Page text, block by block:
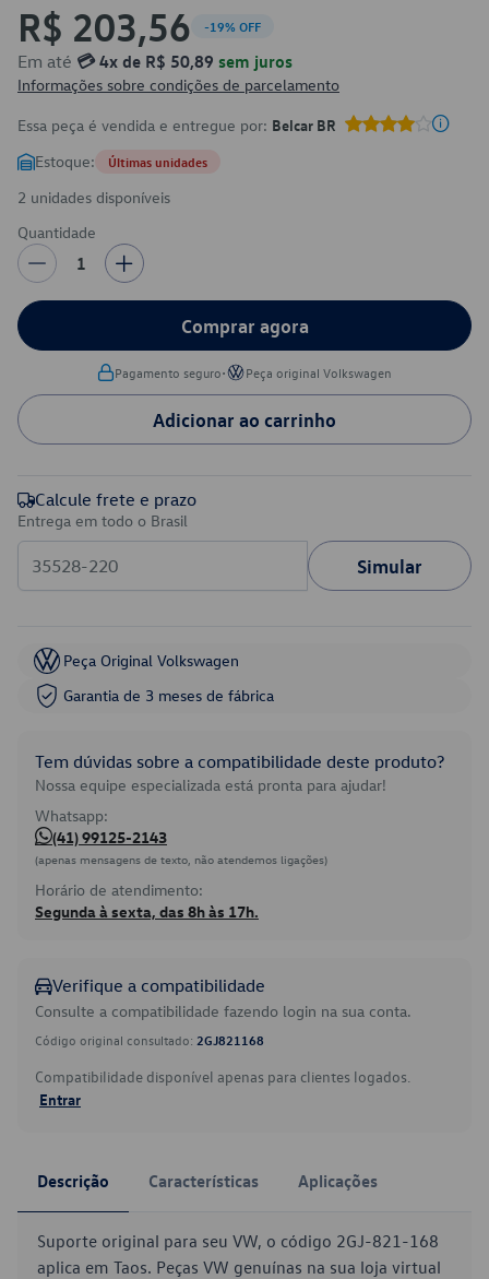
R$ 203,56 -19% OFF
Em até 💳 4x de R$ 50,89 sem juros
Informações sobre condições de parcelamento
Essa peça é vendida e entregue por: Belcar BR
Estoque: Últimas unidades
2 unidades disponíveis
Quantidade
1
Comprar agora
Pagamento seguro• Peça original Volkswagen
Adicionar ao carrinho
Calcule frete e prazo
Entrega em todo o Brasil
Simular
Peça Original Volkswagen
Garantia de 3 meses de fábrica
Tem dúvidas sobre a compatibilidade deste produto?
Nossa equipe especializada está pronta para ajudar!
Whatsapp:
(41) 99125-2143
(apenas mensagens de texto, não atendemos ligações)
Horário de atendimento:
Segunda à sexta, das 8h às 17h.
Verifique a compatibilidade
Consulte a compatibilidade fazendo login na sua conta.
Código original consultado: 2GJ821168
Compatibilidade disponível apenas para clientes logados.
Entrar
Descrição Características Aplicações
Suporte original para seu VW, o código 2GJ-821-168
aplica em Taos. Peças VW genuínas na sua loja virtual